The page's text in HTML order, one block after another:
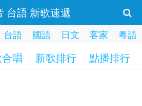
台語 新歌速遞
台語 國語 日文 客家 粵語
唱 新歌排行 點播排行